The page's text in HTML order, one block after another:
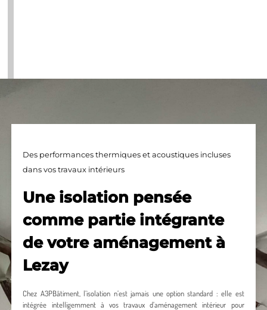
Des performances thermiques et acoustiques incluses
dans vos travaux intérieurs
Une isolation pensée
comme partie intégrante
de votre aménagement à
Lezay
Chez A3PBâtiment, l’isolation n’est jamais une option standard : elle est
intégrée intelligemment à vos travaux d’aménagement intérieur pour